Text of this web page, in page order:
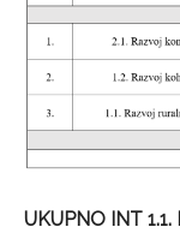
UKUPNO INT